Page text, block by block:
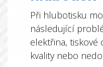
Při hlubotisku
následující
elektřina, tiskové
kvality nebo